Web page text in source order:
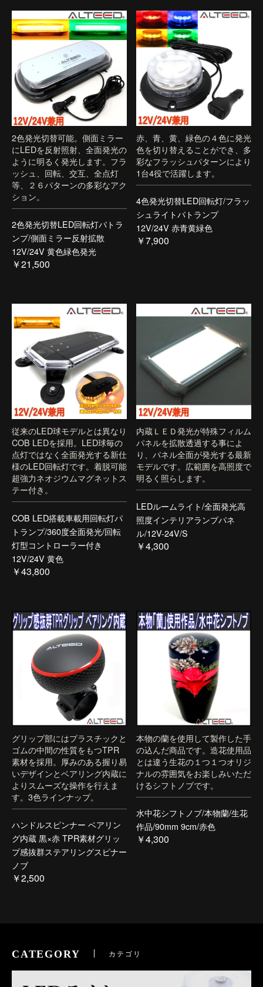
2色発光切替可能。側面ミラー
にLEDを反射照射、全面発光の
ように明るく発光します。フラ
ッシュ、回転、交互、全点灯
等、２６パターンの多彩なアク
ション。
2色発光切替LED回転灯パトラ
ンプ/側面ミラー反射拡散
12V/24V 黄色緑色発光
￥21,500
赤、青、黄、緑色の４色に発光
色を切り替えることができ、多
彩なフラッシュパターンにより
1台4役で活躍します。
4色発光切替LED回転灯/フラッ
シュライトパトランプ
12V/24V 赤青黄緑色
￥7,900
従来のLED球モデルとは異なり
COB LEDを採用。LED球毎の
点灯ではなく全面発光する新仕
様のLED回転灯です。着脱可能
超強力ネオジウムマグネットス
テー付き。
COB LED搭載車載用回転灯パ
トランプ/360度全面発光/回転
灯型コントローラー付き
12V/24V 黄色
￥43,800
内蔵ＬＥＤ発光が特殊フィルム
パネルを拡散透過する事によ
り、パネル全面が発光する最新
モデルです。広範囲を高照度で
明るく照らします。
LEDルームライト/全面発光高
照度インテリアランプパネ
ル/12V-24V/S
￥4,300
グリップ部にはプラスチックと
ゴムの中間の性質をもつTPR
素材を採用。厚みのある握り易
いデザインとベアリング内蔵に
よりスムーズな操作を行えま
す。3色ラインナップ。
ハンドルスピンナー ベアリン
グ内蔵 黒×赤 TPR素材グリッ
プ感抜群ステアリングスピナー
ノブ
￥2,500
本物の蘭を使用して製作した手
の込んだ商品です。造花使用品
とは違う生花の１つ１つオリジ
ナルの雰囲気をお楽しみいただ
けるシフトノブです。
水中花シフトノブ/本物蘭/生花
作品/90mm 9cm/赤色
￥4,300
CATEGORY カテゴリ